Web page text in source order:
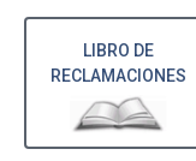
LIBRO DE
RECLAMACIONES